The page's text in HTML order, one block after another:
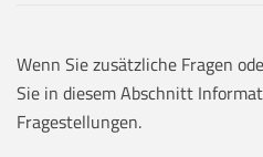
Wenn Sie zusätzliche Fragen
Sie in diesem Abschnitt
Fragestellungen.